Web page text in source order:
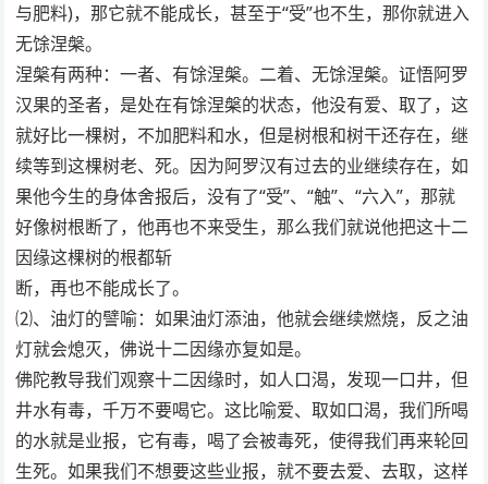
与肥料)，那它就不能成长，甚至于“受”也不生，那你就进入
无馀涅槃。
涅槃有两种：一者、有馀涅槃。二着、无馀涅槃。证悟阿罗
汉果的圣者，是处在有馀涅槃的状态，他没有爱、取了，这
就好比一棵树，不加肥料和水，但是树根和树干还存在，继
续等到这棵树老、死。因为阿罗汉有过去的业继续存在，如
果他今生的身体舍报后，没有了“受”、“触”、“六入”，那就
好像树根断了，他再也不来受生，那么我们就说他把这十二
因缘这棵树的根都斩
断，再也不能成长了。
⑵、油灯的譬喻：如果油灯添油，他就会继续燃烧，反之油
灯就会熄灭，佛说十二因缘亦复如是。
佛陀教导我们观察十二因缘时，如人口渴，发现一口井，但
井水有毒，千万不要喝它。这比喻爱、取如口渴，我们所喝
的水就是业报，它有毒，喝了会被毒死，使得我们再来轮回
生死。如果我们不想要这些业报，就不要去爱、去取，这样